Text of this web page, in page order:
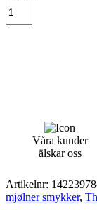
Våra kunder
älskar oss
Artikelnr:
mjølner smykker,